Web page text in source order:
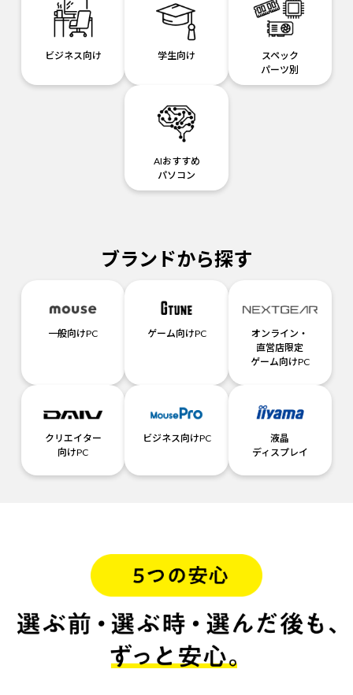
ビジネス向け 学生向け
スペック
パーツ別
AIおすすめ
パソコン
ブランドから探す
一般向けPC ゲーム向けPC
オンライン・
直営店限定
ゲーム向けPC
クリエイター
向けPC
ビジネス向けPC
液晶
ディスプレイ